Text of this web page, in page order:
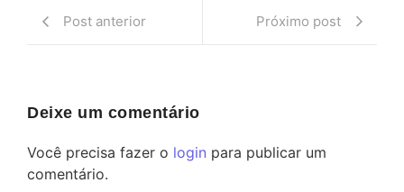
Post anterior Próximo post
Deixe um comentário
Você precisa fazer o login para publicar um
comentário.